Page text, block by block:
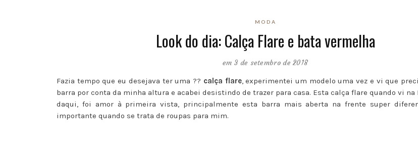
MODA
Look do dia: Calça Flare e bata vermelha
em 3 de setembro de 2018
Fazia tempo que eu desejava ter uma ?? calça flare, experimentei um modelo uma vez e vi que
barra por conta da minha altura e acabei desistindo de trazer para casa. Esta calça flare quando vi na
daqui, foi amor à primeira vista, principalmente esta barra mais aberta na frente super
importante quando se trata de roupas para mim.